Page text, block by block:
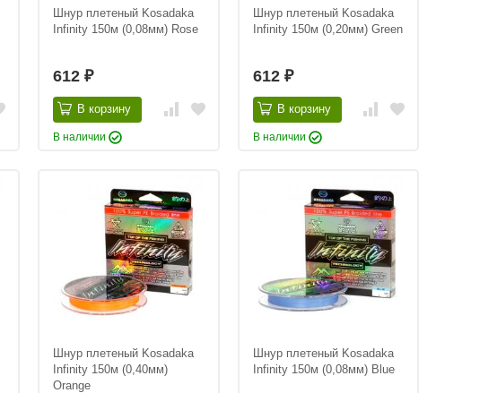
Шнур плетеный Kosadaka
Infinity 150м (0,08мм) Rose
612 ₽
В корзину
В наличии
Шнур плетеный Kosadaka
Infinity 150м (0,20мм) Green
612 ₽
В корзину
В наличии
Шнур плетеный Kosadaka
Infinity 150м (0,40мм)
Orange
Шнур плетеный Kosadaka
Infinity 150м (0,08мм) Blue